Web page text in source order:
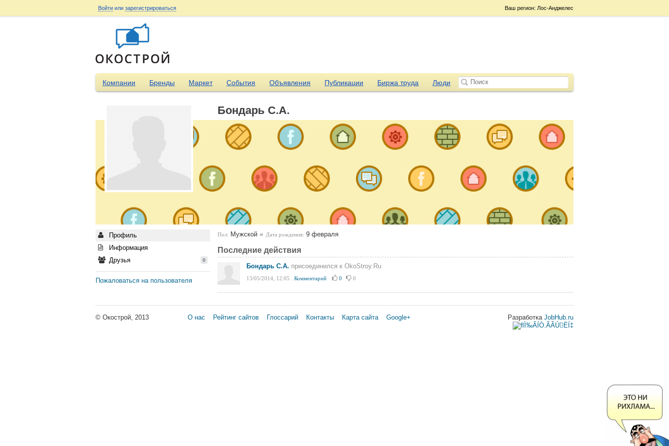
Ваш регион: Лос-Анджелес
Войти или зарегистрироваться
Компании Бренды Маркет События Объявления Публикации Биржа труда Люди
Профиль
Информация
Друзья
0
Пожаловаться на пользователя
Бондарь С.А.
Пол: Мужской Дата рождения: 9 февраля
Последние действия
Бондарь С.А. присоединился к OkoStroy.Ru
13/05/2014, 12:05 Комментарий 0 0
© Окострой, 2013 О нас Рейтинг сайтов Глоссарий Контакты Карта сайта Google+ Разработка JobHub.ru